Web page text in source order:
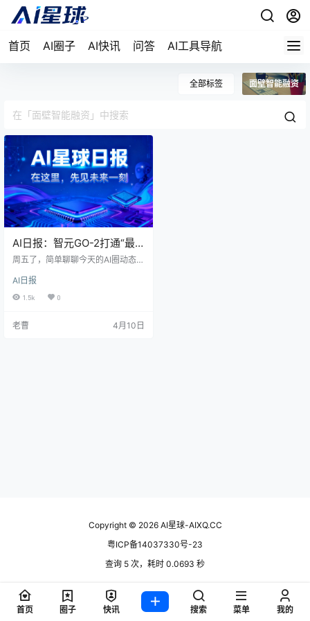
首页 AI圈子 AI快讯 问答 AI工具导航
全部标签 面壁智能融资
AI日报：智元GO-2打通“最
后一公里”，腾讯阿里字节同
周五了，简单聊聊今天的AI圈动态。
能这边热闹了，智元发新模型、大
会扎堆；大模型那边也没闲着，腾
元机器人发布GO-2具身基座大模型
AI日报
1.5k 0
老曹 4月10日
Copyright © 2026AI星球-AIXQ.CC
粤ICP备14037330号-23
查询 5 次，耗时 0.0693 秒
首页 圈子 快讯 搜索 菜单 我的